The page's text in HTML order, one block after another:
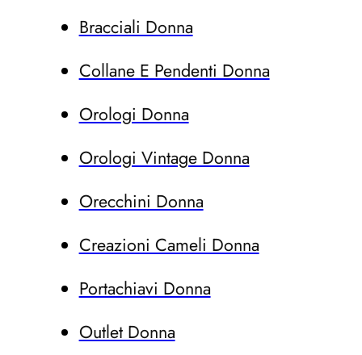
Bracciali Donna
Collane E Pendenti Donna
Orologi Donna
Orologi Vintage Donna
Orecchini Donna
Creazioni Cameli Donna
Portachiavi Donna
Outlet Donna